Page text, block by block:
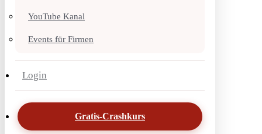
YouTube Kanal
Events für Firmen
Login
Gratis-Crashkurs